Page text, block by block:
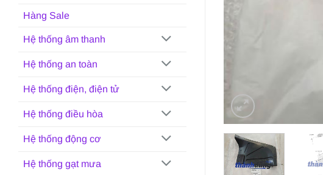
Hàng Sale
Hệ thống âm thanh
Hệ thống an toàn
Hệ thống điện, điện tử
Hệ thống điều hòa
Hệ thống động cơ
Hệ thống gạt mưa